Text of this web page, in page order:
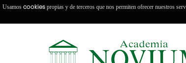
Usamos cookies propias y de terceros que nos permiten ofrecer nuestros